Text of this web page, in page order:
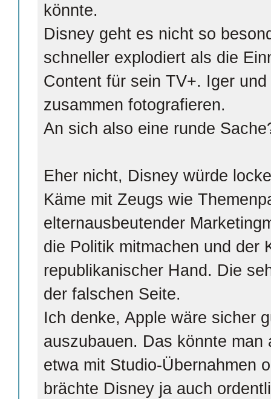
könnte.
Disney geht es nicht so
schneller explodiert als die
Content für sein TV+. Iger
zusammen fotografieren.
An sich also eine runde
Eher nicht, Disney würde
Käme mit Zeugs wie
elternausbeutender
die Politik mitmachen und der
republikanischer Hand. Die
der falschen Seite.
Ich denke, Apple wäre sicher
auszubauen. Das könnte man
etwa mit Studio-Übernahmen
brächte Disney ja auch